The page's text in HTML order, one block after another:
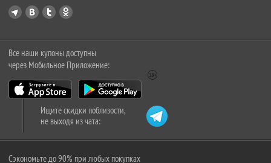
Все наши купоны доступны
через Мобильное Приложение:
Ищите скидки поблизости,
не выходя из чата:
Сэкономьте до 90% при любых покупках